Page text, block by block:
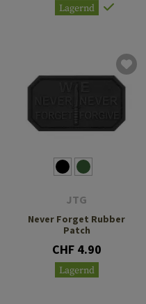
Lagernd
JTG
Never Forget Rubber
Patch
CHF 4.90
Lagernd